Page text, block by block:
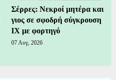
Σέρρες: Νεκροί μητέρα και
γιος σε σφοδρή σύγκρουση
ΙΧ με φορτηγό
07 Αυγ, 2026